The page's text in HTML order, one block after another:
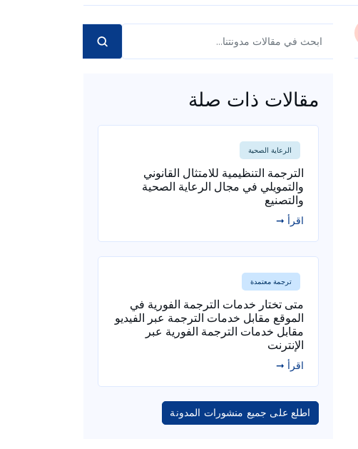
مقالات ذات صلة
الرعاية الصحية
الترجمة التنظيمية للامتثال القانوني
والتمويلي في مجال الرعاية الصحية
والتصنيع
اقرأ ➞
ترجمة معتمدة
متى تختار خدمات الترجمة الفورية في
الموقع مقابل خدمات الترجمة عبر الفيديو
مقابل خدمات الترجمة الفورية عبر
الإنترنت
اقرأ ➞
اطلع على جميع منشورات المدونة